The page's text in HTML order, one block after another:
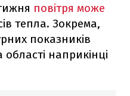
повітря може
тепла. Зокрема,
показників
наприкінці